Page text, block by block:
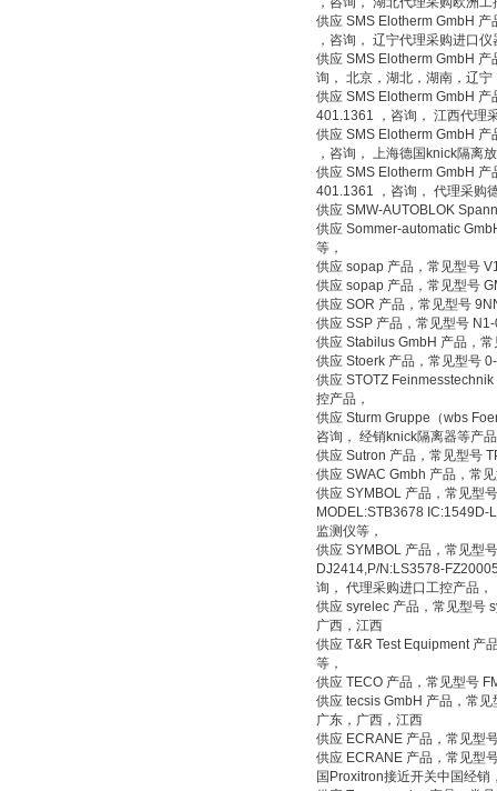
供应 SMS Elotherm GmbH
，咨询， 辽宁代理采购进口
供应 SMS Elotherm GmbH
询， 北京，湖北，湖南，辽
供应 SMS Elotherm GmbH
401.1361 ，咨询， 江西代理
供应 SMS Elotherm GmbH
，咨询， 上海德国knick隔离
供应 SMS Elotherm GmbH
401.1361 ，咨询， 代理采购
供应 SMW-AUTOBLOK
供应 Sommer-automatic
等，
供应 sopap 产品，常见型号
供应 sopap 产品，常见型号
供应 SOR 产品，常见型号
供应 SSP 产品，常见型号
供应 Stabilus GmbH 产品，
供应 Stoerk 产品，常见型号
供应 STOTZ
控产品，
供应 Sturm Gruppe（wbs
咨询， 经销knick隔离器等产
供应 Sutron 产品，常见型号
供应 SWAC Gmbh 产品，常
供应 SYMBOL 产品，常见型
MODEL:STB3678
监测仪等，
供应 SYMBOL 产品，常见型
DJ2414,P/N:LS3578-
询， 代理采购进口工控产品，
供应 syrelec 产品，常见型号
广西，江西
供应 T&R Test Equipment 产
等，
供应 TECO 产品，常见型号
供应 tecsis GmbH 产品，常
广东，广西，江西
供应 ECRANE 产品，常见型
供应 ECRANE 产品，常见型
国Proxitron接近开关中国经销